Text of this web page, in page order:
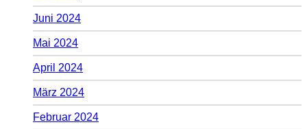
Juni 2024
Mai 2024
April 2024
März 2024
Februar 2024